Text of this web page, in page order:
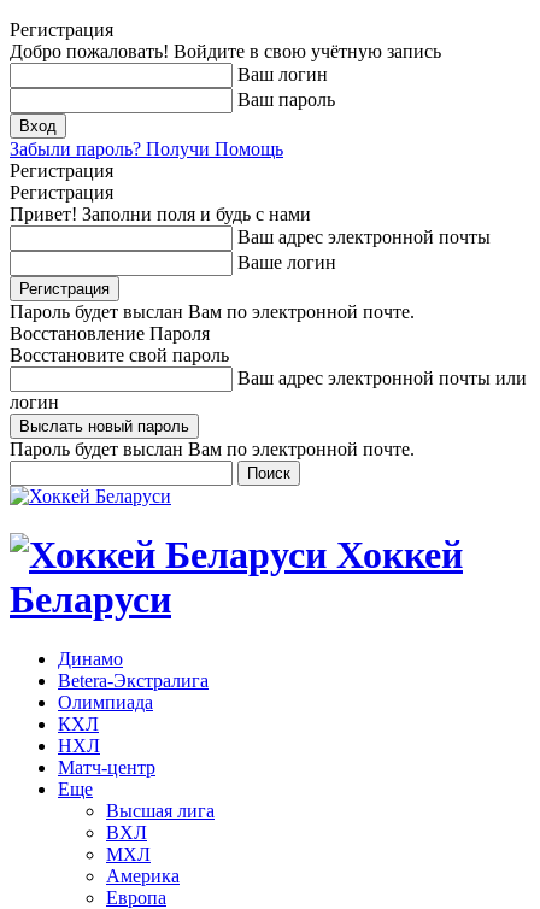
Регистрация
Добро пожаловать! Войдите в свою учётную запись
Ваш логин
Ваш пароль
Забыли пароль? Получи Помощь
Регистрация
Регистрация
Привет! Заполни поля и будь с нами
Ваш адрес электронной почты
Ваше логин
Пароль будет выслан Вам по электронной почте.
Восстановление Пароля
Восстановите свой пароль
Ваш адрес электронной почты или
логин
Пароль будет выслан Вам по электронной почте.
Хоккей
Беларуси
Динамо
Betera-Экстралига
Олимпиада
КХЛ
НХЛ
Матч-центр
Еще
Высшая лига
ВХЛ
МХЛ
Америка
Европа